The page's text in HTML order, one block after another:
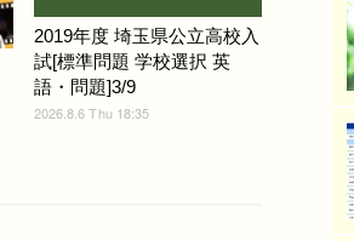
2019年度 埼玉県公立高校入
試[標準問題 学校選択 英
語・問題]3/9
2026.8.6 Thu 18:35